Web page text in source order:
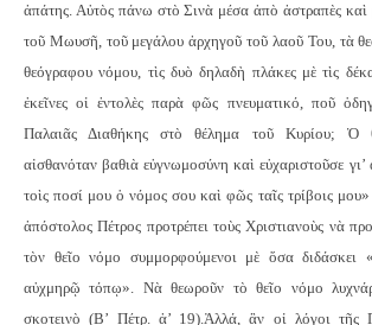
ἀπάτης. Αὐτὸς πάνω στὸ Σινὰ μέσα ἀπὸ ἀστραπὲς καὶ
τοῦ Μωυσῆ, τοῦ μεγάλου ἀρχηγοῦ τοῦ λαοῦ Του, τὰ
θεόγραφου νόμου, τὶς δυὸ δηλαδὴ πλάκες μὲ τὶς
ἐκεῖνες οἱ ἐντολὲς παρὰ φῶς πνευματικό, ποῦ
Παλαιᾶς Διαθήκης στὸ θέλημα τοῦ Κυρίου; Ὁ
αἰσθανόταν βαθιὰ εὐγνωμοσύνη καὶ εὐχαριστοῦσε
τοὶς ποσί μου ὁ νόμος σου καὶ φῶς ταῖς τρίβοις
ἀπόστολος Πέτρος προτρέπει τοὺς Χριστιανοὺς νὰ
τὸν θεῖο νόμο συμμορφούμενοι μὲ ὅσα διδάσκει
αὐχμηρῷ τόπῳ». Νὰ θεωροῦν τὸ θεῖο νόμο
σκοτεινὸ (Β’ Πέτρ. ἀ’ 19).Ἀλλά, ἂν οἱ λόγοι τῆς